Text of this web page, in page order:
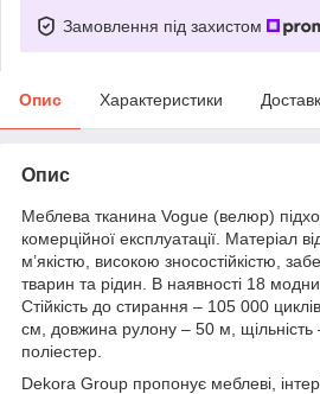
Замовлення під захистом
Опис Характеристики
Опис
Меблева тканина Vogue (велюр)
комерційної експлуатації. Матеріал
м’якістю, високою зносостійкістю,
тварин та рідин. В наявності 18
Стійкість до стирання – 105 000
см, довжина рулону – 50 м, щільність
поліестер.
Dekora Group пропонує меблеві,